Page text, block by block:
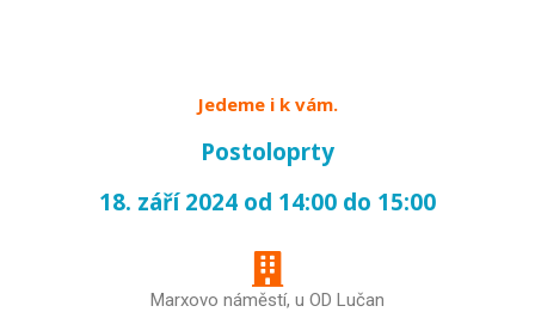
Jedeme i k vám.
Postoloprty
18. září 2024 od 14:00 do 15:00
Marxovo náměstí, u OD Lučan